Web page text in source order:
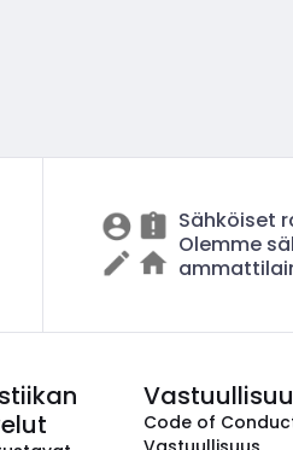
Sähköiset
Olemme
Code of